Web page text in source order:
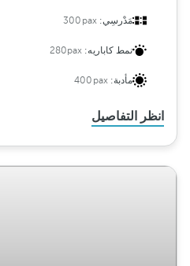
مَدْرسِي:300pax
نمط كاباريه: 280pax
مأدبة:400pax
انظر التفاصيل